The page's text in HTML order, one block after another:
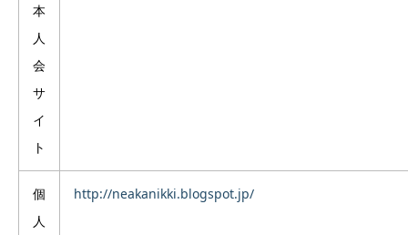
本
人
会
サ
イ
ト
個
人
http://neakanikki.blogspot.jp/